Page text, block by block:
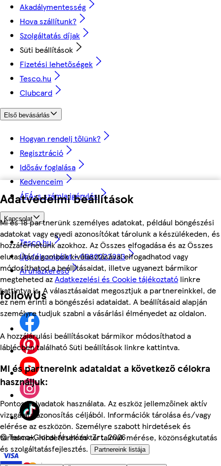
Adatvédelmi beállítások
Mi és 18 partnerünk személyes adatokat, például böngészési
adatokat vagy egyedi azonosítókat tárolunk a készülékeden, és
hozzáférhetünk azokhoz. Az Összes elfogadása és az Összes
elutasítása gombok kiválasztásával elfogadhatod vagy
módosíthatod a beállításaidat, illetve ugyanezt bármikor
megteheted azAdatkezelési és Cookie tájékoztató linkre
kattintva is. A választásaidat megosztjuk a partnereinkkel, de
ez nem érinti a böngészési adataidat. A beállításaid alapján
személyre tudjuk szabni a vásárlási élményedet az oldalon.
A hozzájárulási beállításokat bármikor módosíthatod a
láblécben található Süti beállítások linkre kattintva.
Mi és partnereink adataidat a következő célokra
használjuk:
Pontos helyadatok használata. Az eszköz jellemzőinek aktív
vizsgálata azonosítás céljából. Információk tárolása és/vagy
elérése az eszközön. Személyre szabott hirdetések és
tartalmak, hirdetések és tartalmak mérése, közönségkutatás
és szolgáltatásfejlesztés.
Partnereink listája
Akadálymentesség
Hova szállítunk?
Szolgáltatás díjak
Süti beállítások
Fizetési lehetőségek
Tesco.hu
Clubcard
Első bevásárlás
Hogyan rendelj tőlünk?
Regisztráció
Idősáv foglalása
Kedvenceim
ÁFÁ-s számla igénylés
Kapcsolat
Tesco.hu
Ügyfélszolgálat - 0680222333
Áruházkereső
followUs
©Tesco-Global Áruházak Zrt. 2026